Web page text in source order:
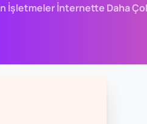
İşletmeler İnternette Daha